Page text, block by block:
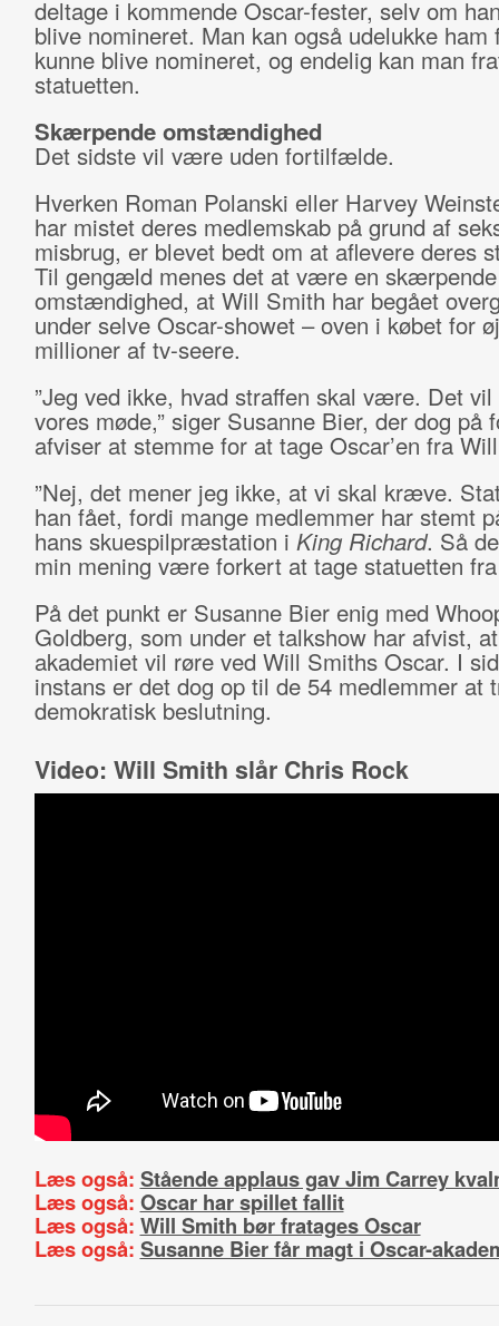
deltage i kommende Oscar-fester, selv om
blive nomineret. Man kan også udelukke ham
kunne blive nomineret, og endelig kan man
statuetten.
Skærpende omstændighed
Det sidste vil være uden fortilfælde.
Hverken Roman Polanski eller Harvey
har mistet deres medlemskab på grund af
misbrug, er blevet bedt om at aflevere deres
Til gengæld menes det at være en skærpende
omstændighed, at Will Smith har begået
under selve Oscar-showet – oven i købet for
millioner af tv-seere.
”Jeg ved ikke, hvad straffen skal være. Det
vores møde,” siger Susanne Bier, der dog på
afviser at stemme for at tage Oscar’en fra
”Nej, det mener jeg ikke, at vi skal kræve.
han fået, fordi mange medlemmer har stemt
hans skuespilpræstation i King Richard. Så
min mening være forkert at tage statuetten fra
På det punkt er Susanne Bier enig med
Goldberg, som under et talkshow har afvist,
akademiet vil røre ved Will Smiths Oscar. I
instans er det dog op til de 54 medlemmer at
demokratisk beslutning.
Video: Will Smith slår Chris Rock
Læs også: Stående applaus gav Jim Carrey
Læs også: Oscar har spillet fallit
Læs også: Will Smith bør fratages Oscar
Læs også: Susanne Bier får magt i Oscar-